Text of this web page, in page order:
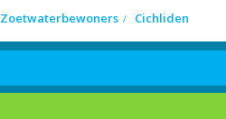
Zoetwaterbewoners Cichliden